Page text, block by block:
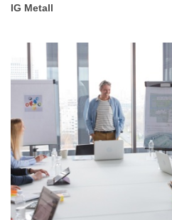
IG Metall